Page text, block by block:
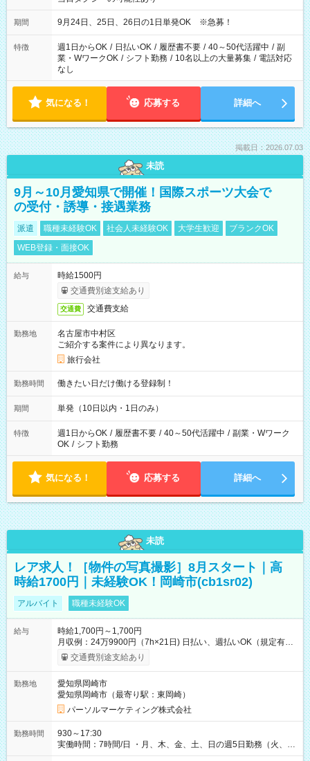
期間 9月24日、25日、26日の1日単発OK ※急募！
特徴 週1日からOK / 日払いOK / 履歴書不要 / 40～50代活躍中 / 副
業・WワークOK / シフト勤務 / 10名以上の大量募集 / 電話対応
なし
気になる！ 応募する 詳細へ
掲載日：2026.07.03
未読
9月～10月愛知県で開催！国際スポーツ大会で
の受付・誘導・接遇業務
派遣 職種未経験OK 社会人未経験OK 大学生歓迎
ブランクOK
WEB登録・面接OK
給与
時給1500円
交通費別途支給あり
交通費 交通費支給
勤務地
名古屋市中村区
ご紹介する案件により異なります。
旅行会社
勤務時間 働きたい日だけ働ける登録制！
期間 単発（10日以内・1日のみ）
特徴 週1日からOK / 履歴書不要 / 40～50代活躍中 / 副業・Wワーク
OK / シフト勤務
気になる！ 応募する 詳細へ
未読
レア求人！［物件の写真撮影］8月スタート｜高
時給1700円｜未経験OK！岡崎市(cb1sr02)
アルバイト 職種未経験OK
給与
時給1,700円～1,700円
月収例：24万9900円（7h×21日) 日払い、週払いOK（規定有
り） 【試用期間】試用期間なし
交通費別途支給あり
勤務地
愛知県岡崎市
愛知県岡崎市（最寄り駅：東岡崎）
パーソルマーケティング株式会社
勤務時間
930～17:30
実働時間：7時間/日 ・月、木、金、土、日の週5日勤務（火、水
は固定休です／夏季、年末年始等、長期休暇有り！） ・ワンシ